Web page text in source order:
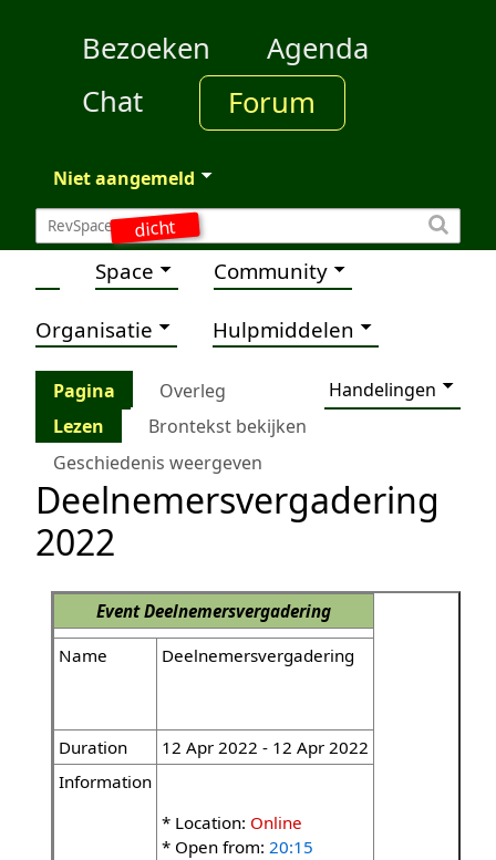
dicht
Bezoeken
Agenda
Chat
Forum
Niet aangemeld
Space Community
Organisatie Hulpmiddelen
Pagina Overleg
Handelingen
Lezen
Brontekst bekijken
Geschiedenis weergeven
Deelnemersvergadering
2022
EventDeelnemersvergadering
Name
Deelnemersvergadering
Duration
12 Apr 2022 - 12 Apr 2022
Information
* Location: Online
* Open from: 20:15